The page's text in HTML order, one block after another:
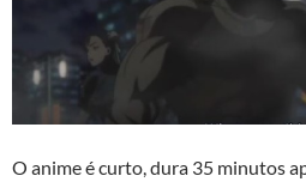
O anime é curto, dura 35 minutos